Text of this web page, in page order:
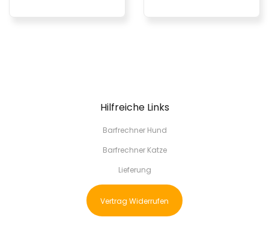
Hilfreiche Links
Barfrechner Hund
Barfrechner Katze
Lieferung
Vertrag Widerrufen